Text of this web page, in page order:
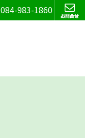
084-983-1860